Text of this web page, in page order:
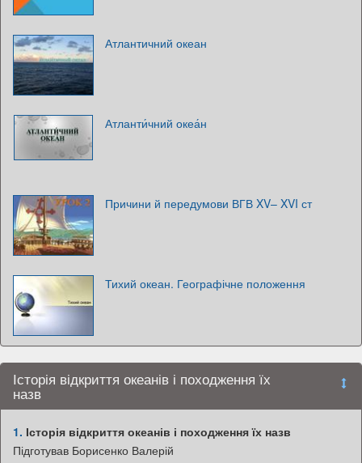
Атлантичний океан
Атланти́чний океа́н
Причини й передумови ВГВ XV– XVI ст
Тихий океан. Географічне положення
Історія відкриття океанів і походження їх
назв
1. Історія відкриття океанів і походження їх назв
Підготував Борисенко Валерій